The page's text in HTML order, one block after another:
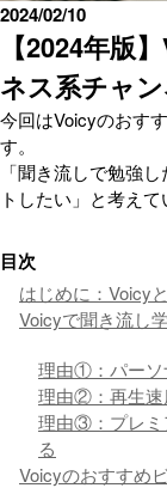
【2024年版
ネス系チャ
2024/02/10
今回はVoicyのおす
す。
「聞き流しで勉強
トしたい」と考え
目次
はじめに：Voicy
Voicyで聞き流し
理由①：パーソ
理由②：再生速
理由③：プレミ
る
Voicyのおすすめ